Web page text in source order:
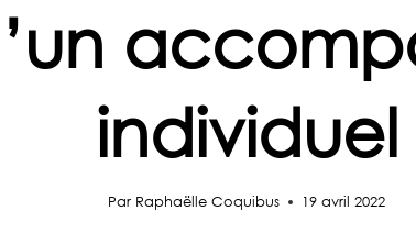
individuel
Par Raphaëlle Coquibus 19 avril 2022